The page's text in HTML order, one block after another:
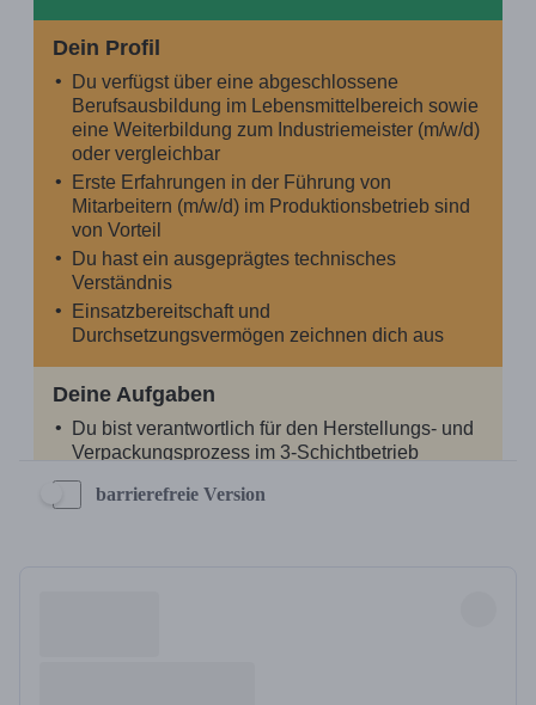
barrierefreie Version